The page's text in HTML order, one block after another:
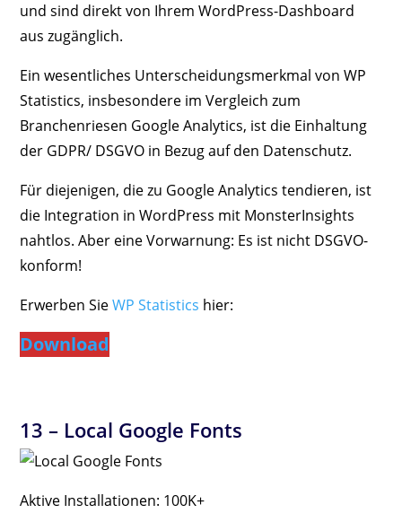
und sind direkt von Ihrem WordPress-Dashboard
aus zugänglich.
Ein wesentliches Unterscheidungsmerkmal von WP
Statistics, insbesondere im Vergleich zum
Branchenriesen Google Analytics, ist die Einhaltung
der GDPR/ DSGVO in Bezug auf den Datenschutz.
Für diejenigen, die zu Google Analytics tendieren, ist
die Integration in WordPress mit MonsterInsights
nahtlos. Aber eine Vorwarnung: Es ist nicht DSGVO-
konform!
Erwerben SieWP Statistics hier:
Download
13 – Local Google Fonts
Aktive Installationen: 100K+